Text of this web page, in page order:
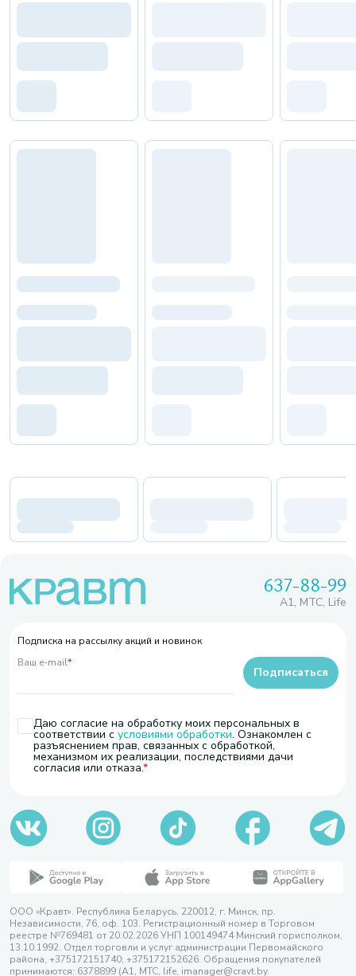
637-88-99
A1, МТС, Life
Подписка на рассылку акций и новинок
Ваш e-mail*
Даю согласие на обработку моих персональных в
соответствии с условиями обработки. Ознакомлен с
разъяснением прав, связанных с обработкой,
механизмом их реализации, последствиями дачи
согласия или отказа.
Подписаться
ООО «Кравт». Республика Беларусь, 220012, г. Минск, пр.
Независимости, 76, оф. 103. Регистрационный номер в Торговом
реестре №769481 от 20.02.2026 УНП 100149474 Минский горисполком,
13.10.1992. Отдел торговли и услуг администрации Первомайского
района, +375172151740; +375172152626. Обращения покупателей
принимаются: 6378899 (А1, МТС, life, imanager@cravt.by.